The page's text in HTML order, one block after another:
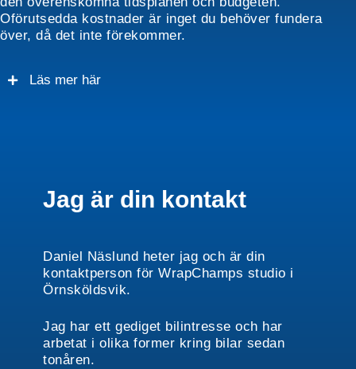
Oförutsedda kostnader är inget du behöver fundera
över, då det inte förekommer.
Läs mer här
Jag är din kontakt
Daniel Näslund heter jag och är din
kontaktperson för WrapChamps studio i
Örnsköldsvik.
Jag har ett gediget bilintresse och har
arbetat i olika former kring bilar sedan
tonåren.